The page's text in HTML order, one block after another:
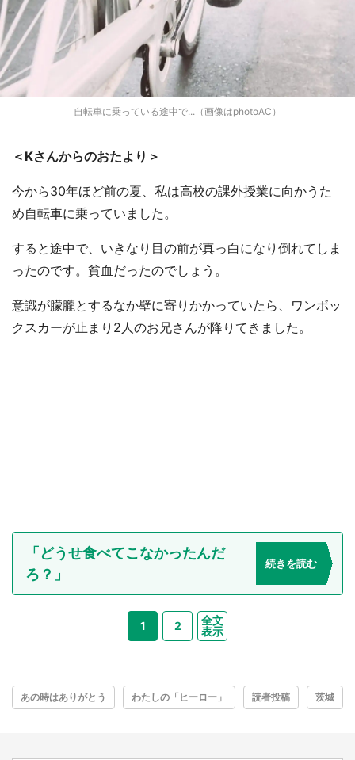
自転車に乗っている途中で...（画像はphotoAC）
＜Kさんからのおたより＞
今から30年ほど前の夏、私は高校の課外授業に向かうた
め自転車に乗っていました。
すると途中で、いきなり目の前が真っ白になり倒れてしま
ったのです。貧血だったのでしょう。
意識が朦朧とするなか壁に寄りかかっていたら、ワンボッ
クスカーが止まり2人のお兄さんが降りてきました。
「どうせ食べてこなかったんだ
ろ？」
続きを読む
1 2
全文
表示
あの時はありがとう わたしの「ヒーロー」 読者投稿 茨城